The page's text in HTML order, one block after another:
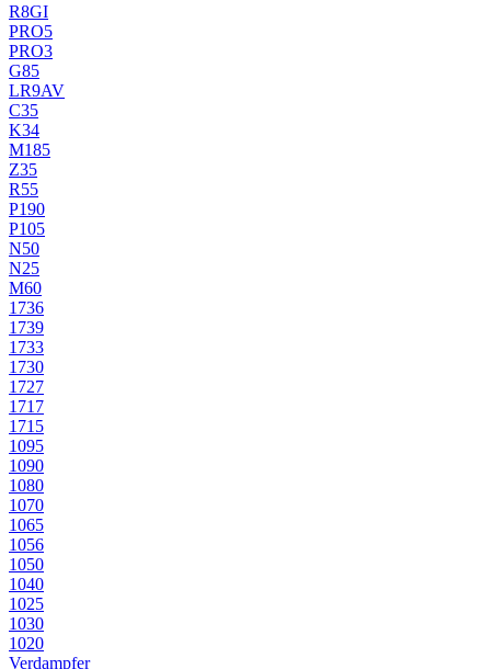
R8GI
PRO5
PRO3
G85
LR9AV
C35
K34
M185
Z35
R55
P190
P105
N50
N25
M60
1736
1739
1733
1730
1727
1717
1715
1095
1090
1080
1070
1065
1056
1050
1040
1025
1030
1020
Verdampfer